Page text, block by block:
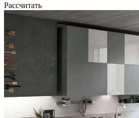
Рассчитать